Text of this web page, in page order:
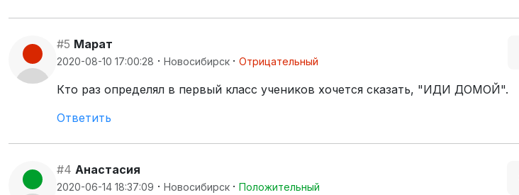
#5 Марат
2020-08-10 17:00:28 · Новосибирск · Отрицательный
Кто раз определял в первый класс учеников хочется сказать, "ИДИ ДОМОЙ".
Ответить
#4 Анастасия
2020-06-14 18:37:09 · Новосибирск · Положительный